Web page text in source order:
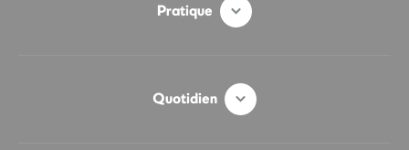
Pratique
Quotidien